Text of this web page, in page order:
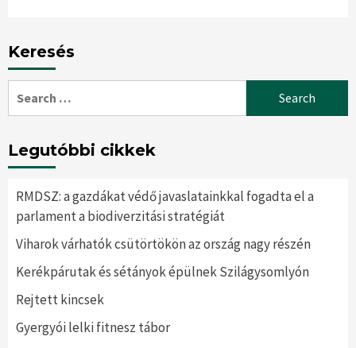
Keresés
for:
Legutóbbi cikkek
RMDSZ: a gazdákat védő javaslatainkkal fogadta el a
parlament a biodiverzitási stratégiát
Viharok várhatók csütörtökön az ország nagy részén
Kerékpárutak és sétányok épülnek Szilágysomlyón
Rejtett kincsek
Gyergyói lelki fitnesz tábor